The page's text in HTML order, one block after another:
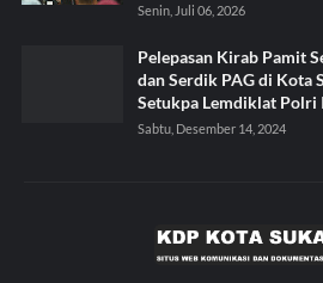
Senin, Juli 06, 2026
Pelepasan Kirab Pamit
dan Serdik PAG di Kota
Setukpa Lemdiklat Polri
Sabtu, Desember 14, 2024